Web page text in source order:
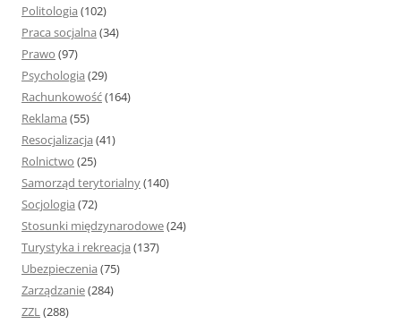
Politologia (102)
Praca socjalna (34)
Prawo (97)
Psychologia (29)
Rachunkowość(164)
Reklama (55)
Resocjalizacja (41)
Rolnictwo (25)
Samorząd terytorialny(140)
Socjologia (72)
Stosunki międzynarodowe(24)
Turystyka i rekreacja (137)
Ubezpieczenia (75)
Zarządzanie(284)
ZZL(288)